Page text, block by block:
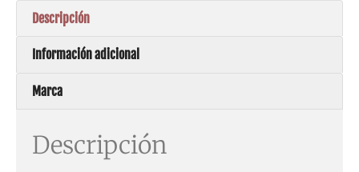
Descripción
Información adicional
Marca
Descripción